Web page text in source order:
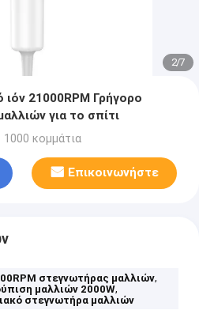
2/7
21000RPM Γρήγορο
για το σπίτι
1000 κομμάτια
Επικοινωνήστε
στεγνωτήρας μαλλιών,
μαλλιών 2000W,
στεγνωτήρα μαλλιών